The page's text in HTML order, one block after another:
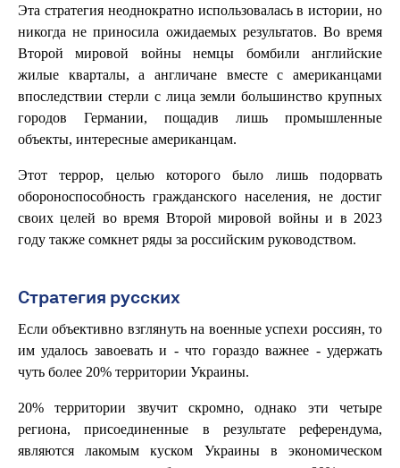
Эта стратегия неоднократно использовалась в истории, но
никогда не приносила ожидаемых результатов. Во время
Второй мировой войны немцы бомбили английские
жилые кварталы, а англичане вместе с американцами
впоследствии стерли с лица земли большинство крупных
городов Германии, пощадив лишь промышленные
объекты, интересные американцам.
Этот террор, целью которого было лишь подорвать
обороноспособность гражданского населения, не достиг
своих целей во время Второй мировой войны и в 2023
году также сомкнет ряды за российским руководством.
Стратегия русских
Если объективно взглянуть на военные успехи россиян, то
им удалось завоевать и - что гораздо важнее - удержать
чуть более 20% территории Украины.
20% территории звучит скромно, однако эти четыре
региона, присоединенные в результате референдума,
являются лакомым куском Украины в экономическом